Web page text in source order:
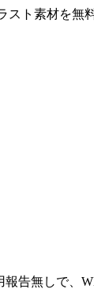
ト素材を無
告無しで、